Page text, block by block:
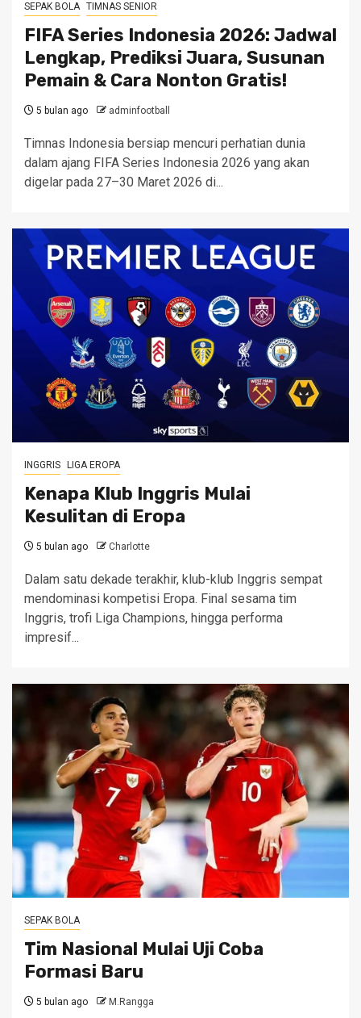
SEPAK BOLA TIMNAS SENIOR
FIFA Series Indonesia 2026: Jadwal
Lengkap, Prediksi Juara, Susunan
Pemain & Cara Nonton Gratis!
5 bulan ago adminfootball
Timnas Indonesia bersiap mencuri perhatian dunia
dalam ajang FIFA Series Indonesia 2026 yang akan
digelar pada 27–30 Maret 2026 di...
INGGRIS LIGA EROPA
Kenapa Klub Inggris Mulai
Kesulitan di Eropa
5 bulan ago Charlotte
Dalam satu dekade terakhir, klub-klub Inggris sempat
mendominasi kompetisi Eropa. Final sesama tim
Inggris, trofi Liga Champions, hingga performa
impresif...
SEPAK BOLA
Tim Nasional Mulai Uji Coba
Formasi Baru
5 bulan ago M.Rangga